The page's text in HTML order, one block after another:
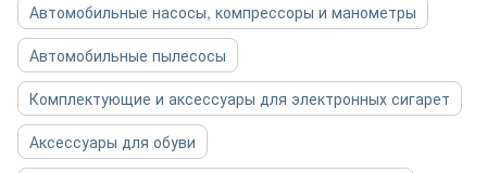
Автомобильные насосы, компрессоры и манометры
Автомобильные пылесосы
Комплектующие и аксессуары для электронных сигарет
Аксессуары для обуви